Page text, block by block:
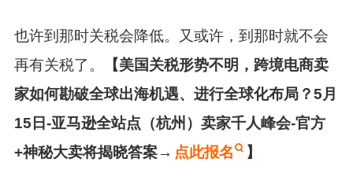
也许到那时关税会降低。又或许，到那时就不会
再有关税了。
【美国关税形势不明 ，跨境电商卖
家如何勘破全球出海机遇、进行全球化布局？5月
15日-亚马逊全站点（杭州）卖家千人峰会-官方
+神秘大卖将揭晓答案→ 点此报名 】